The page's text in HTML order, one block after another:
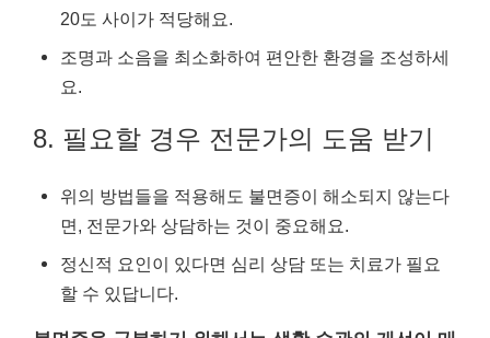
20도 사이가 적당해요.
조명과 소음을 최소화하여 편안한 환경을 조성하세
요.
8. 필요할 경우 전문가의 도움 받기
위의 방법들을 적용해도 불면증이 해소되지 않는다
면, 전문가와 상담하는 것이 중요해요.
정신적 요인이 있다면 심리 상담 또는 치료가 필요
할 수 있답니다.